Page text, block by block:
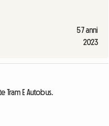
57 anni
2023
Tram E Autobus.